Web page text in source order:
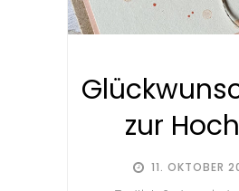
11. OKTOBER
zur